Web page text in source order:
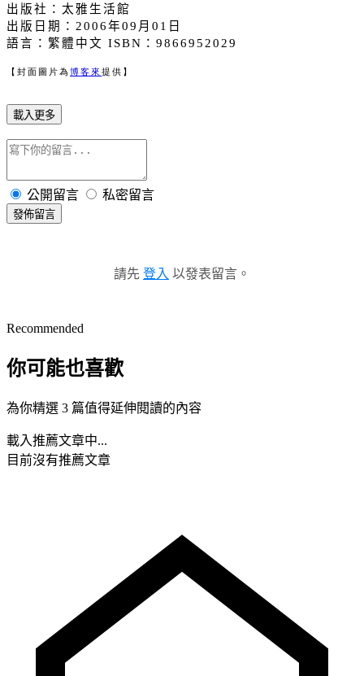
出版社：太雅生活館
出版日期： 2006年09 月 01 日
語言：繁體中文 ISBN ： 9866952029
【封面圖片為博客來 提供】
載入更多
公開留言 私密留言
發佈留言
請先 登入 以發表留言。
Recommended
你可能也喜歡
為你精選 3 篇值得延伸閱讀的內容
載入推薦文章中...
目前沒有推薦文章